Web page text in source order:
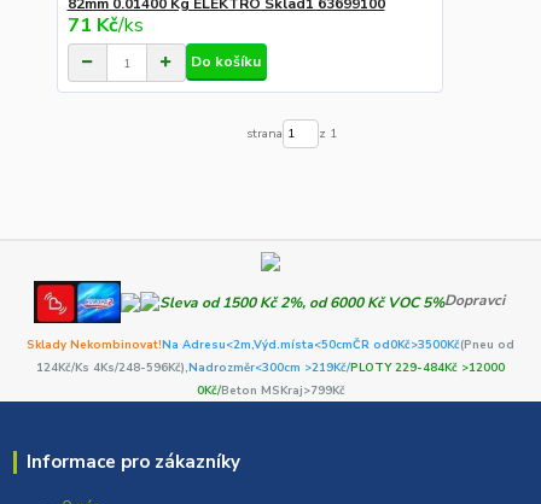
71 Kč/ks
Do košíku
strana z 1
Dopravci
Sklady Nekombinovat!Na Adresu<2m,Výd.místa<50cmČR od0Kč>3500Kč(Pneu od
124Kč/Ks 4Ks/248-596Kč),Nadrozměr<300cm >219Kč/PLOTY 229-484Kč >12000
0Kč/Beton MSKraj>799Kč
Informace pro zákazníky